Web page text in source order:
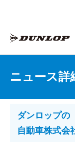
ニュース詳
ダンロップの
自動車株式会